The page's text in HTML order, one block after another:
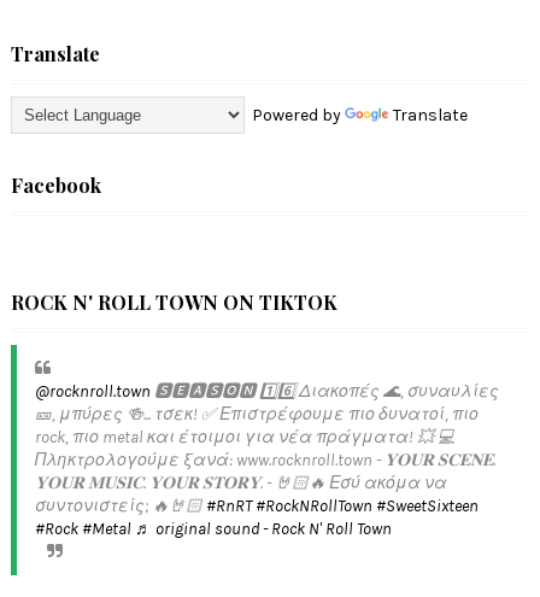
Translate
Powered by Translate
Facebook
ROCK N' ROLL TOWN ON TIKTOK
@rocknroll.town 🆂🅴🅰🆂🅾🅽 1️⃣6️⃣ Διακοπές 🌊, συναυλίες
🎫, μπύρες 🍻... τσεκ! ✅️ Επιστρέφουμε πιο δυνατοί, πιο
rock, πιο metal και έτοιμοι για νέα πράγματα! 💥 💻
Πληκτρολογούμε ξανά: www.rocknroll.town - 𝐘𝐎𝐔𝐑 𝐒𝐂𝐄𝐍𝐄.
𝐘𝐎𝐔𝐑 𝐌𝐔𝐒𝐈𝐂. 𝐘𝐎𝐔𝐑 𝐒𝐓𝐎𝐑𝐘. - 🤘🏻🔥 Εσύ ακόμα να
συντονιστείς; 🔥🤘🏻#RnRT #RockNRollTown #SweetSixteen
#Rock #Metal ♬ original sound - Rock N' Roll Town